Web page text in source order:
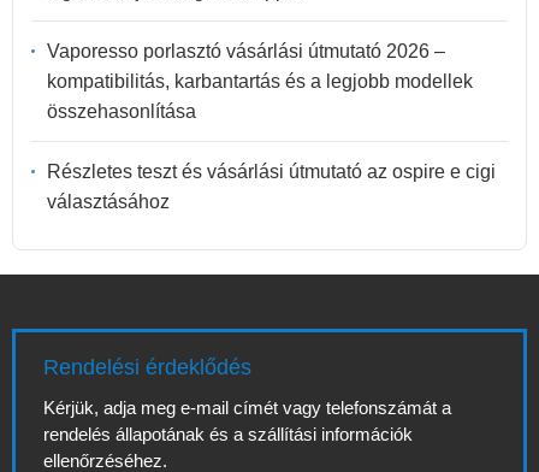
Vaporesso porlasztó vásárlási útmutató 2026 –
kompatibilitás, karbantartás és a legjobb modellek
összehasonlítása
Részletes teszt és vásárlási útmutató az ospire e cigi
választásához
Rendelési érdeklődés
Kérjük, adja meg e-mail címét vagy telefonszámát a
rendelés állapotának és a szállítási információk
ellenőrzéséhez.